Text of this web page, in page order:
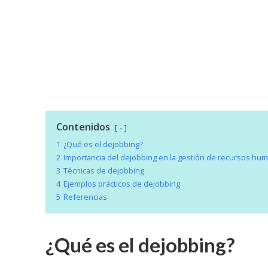
Contenidos
-
1 ¿Qué es el dejobbing?
2 Importancia del dejobbing en la gestión de recursos
3 Técnicas de dejobbing
4 Ejemplos prácticos de dejobbing
5 Referencias
¿Qué es el dejobbing?